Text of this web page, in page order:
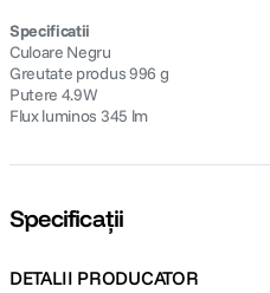
Specificatii
Culoare Negru
Greutate produs 996 g
Putere 4.9W
Flux luminos 345 lm
Specificații
DETALII PRODUCATOR